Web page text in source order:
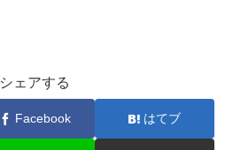
シェアする
Facebook はてブ